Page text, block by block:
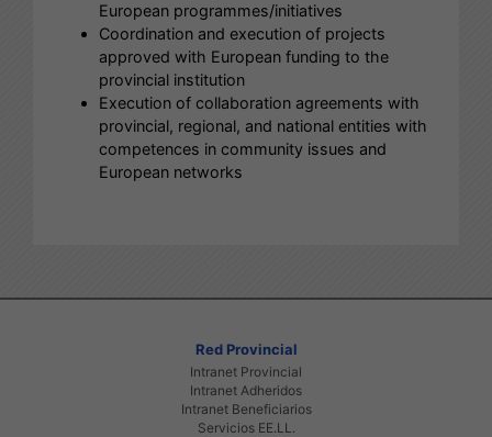
European programmes/initiatives
Coordination and execution of projects
approved with European funding to the
provincial institution
Execution of collaboration agreements with
provincial, regional, and national entities with
competences in community issues and
European networks
Red Provincial
Intranet Provincial
Intranet Adheridos
Intranet Beneficiarios
Servicios EE.LL.